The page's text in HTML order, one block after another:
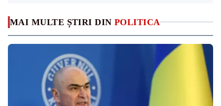
MAI MULTE ȘTIRI DIN POLITICA